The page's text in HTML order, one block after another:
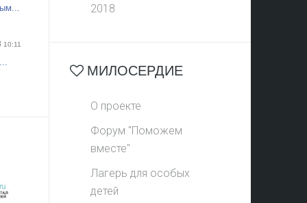
10:11
2018
МИЛОСЕРДИЕ
О проекте
Форум "Поможем
вместе"
Лагерь для особых
детей